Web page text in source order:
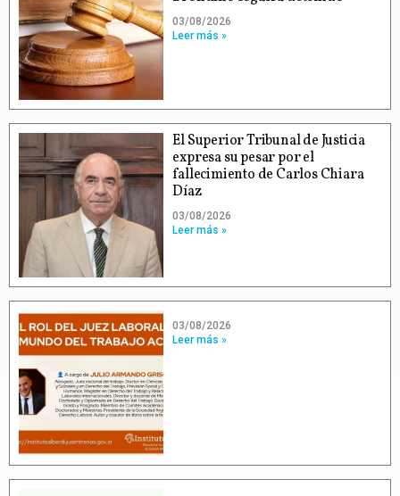
03/08/2026
Leer más »
El Superior Tribunal de Justicia
expresa su pesar por el
fallecimiento de Carlos Chiara
Díaz
03/08/2026
Leer más »
03/08/2026
Leer más »